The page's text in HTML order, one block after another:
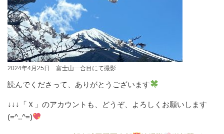
2024年4月25日 富士山一合目にて撮影
読んでくださって、ありがとうございます
↓↓↓「Ｘ」のアカウントも、どうぞ、よろしくお願いします
(=^..^=)